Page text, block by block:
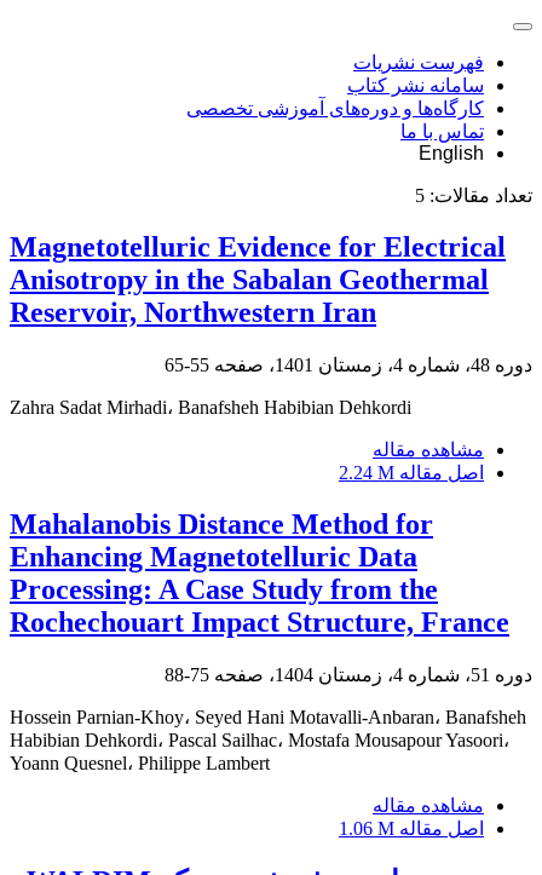
فهرست نشریات
سامانه نشر کتاب
کارگاه‌ها و دوره‌های آموزشی تخصصی
تماس با ما
English
تعداد مقالات: 5
Magnetotelluric Evidence for Electrical
Anisotropy in the Sabalan Geothermal
Reservoir, Northwestern Iran
دوره 48، شماره 4، زمستان 1401، صفحه 55-65
Zahra Sadat Mirhadi، Banafsheh Habibian Dehkordi
مشاهده مقاله
اصل مقاله 2.24 M
Mahalanobis Distance Method for
Enhancing Magnetotelluric Data
Processing: A Case Study from the
Rochechouart Impact Structure, France
دوره 51، شماره 4، زمستان 1404، صفحه 75-88
Hossein Parnian-Khoy، Seyed Hani Motavalli-Anbaran، Banafsheh
Habibian Dehkordi، Pascal Sailhac، Mostafa Mousapour Yasoori،
Yoann Quesnel، Philippe Lambert
مشاهده مقاله
اصل مقاله 1.06 M